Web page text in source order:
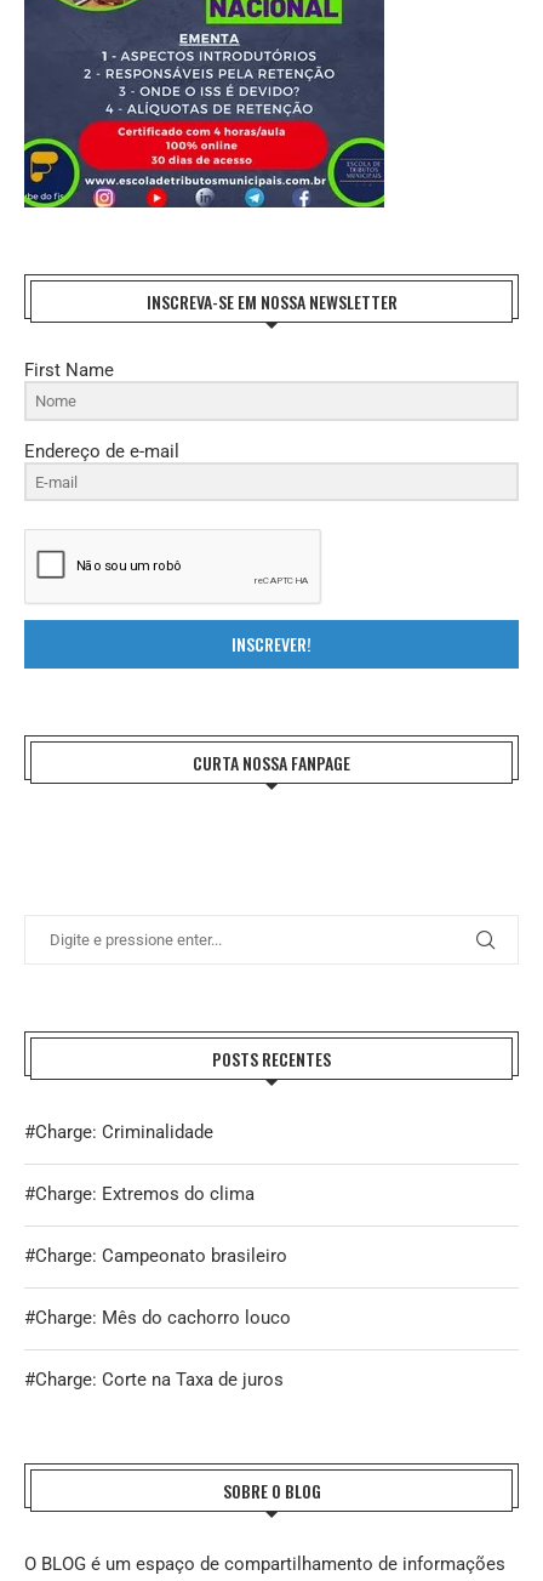
INSCREVA-SE EM NOSSA NEWSLETTER
First Name
Endereço de e-mail
INSCREVER!
CURTA NOSSA FANPAGE
POSTS RECENTES
#Charge: Criminalidade
#Charge: Extremos do clima
#Charge: Campeonato brasileiro
#Charge: Mês do cachorro louco
#Charge: Corte na Taxa de juros
SOBRE O BLOG
O BLOG é um espaço de compartilhamento de informações